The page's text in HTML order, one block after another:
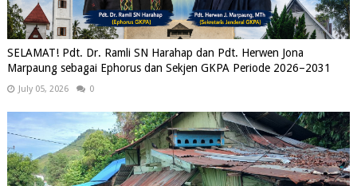
SELAMAT! Pdt. Dr. Ramli SN Harahap dan Pdt. Herwen Jona
Marpaung sebagai Ephorus dan Sekjen GKPA Periode 2026–2031
July 05, 2026 0